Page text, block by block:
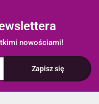
nowościami!